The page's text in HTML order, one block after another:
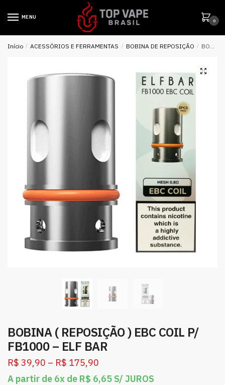
MENU
0
Início / ACESSÓRIOS E FERRAMENTAS / BOBINA DE REPOSIÇÃO / BOBINA ( REPOSIÇÃO ) EBC COIL P/ FB1000 – ELF BAR
BOBINA ( REPOSIÇÃO ) EBC COIL P/
FB1000 – ELF BAR
R$ 39,90 – R$ 175,90
A partir de 6x de R$ 6,65 S/ JUROS